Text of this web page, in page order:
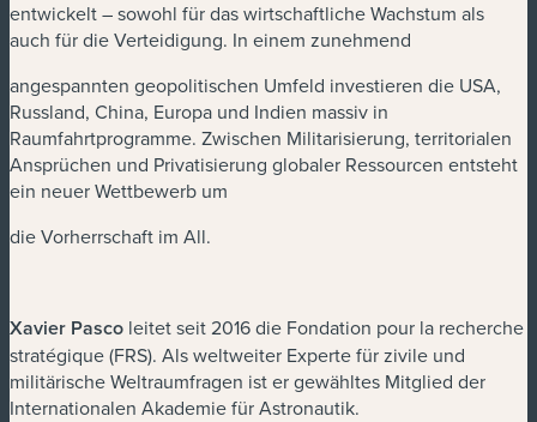
entwickelt – sowohl für das wirtschaftliche Wachstum als
auch für die Verteidigung. In einem zunehmend
angespannten geopolitischen Umfeld investieren die USA,
Russland, China, Europa und Indien massiv in
Raumfahrtprogramme. Zwischen Militarisierung, territorialen
Ansprüchen und Privatisierung globaler Ressourcen entsteht
ein neuer Wettbewerb um
die Vorherrschaft im All.
Xavier Pasco leitet seit 2016 die Fondation pour la recherche
stratégique (FRS). Als weltweiter Experte für zivile und
militärische Weltraumfragen ist er gewähltes Mitglied der
Internationalen Akademie für Astronautik.